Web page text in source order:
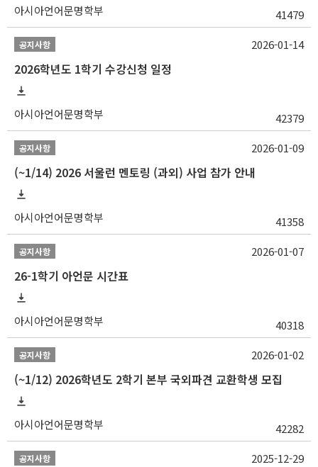
아시아언어문명학부 41479
공지사항
2026학년도 1학기 수강신청 일정
아시아언어문명학부 42379
2026-01-14
공지사항
(~1/14) 2026 서울런 멘토링 (과외) 사업 참가 안내
아시아언어문명학부 41358
2026-01-09
공지사항
26-1학기 아언문 시간표
아시아언어문명학부 40318
2026-01-07
공지사항
(~1/12) 2026학년도 2학기 본부 국외파견 교환학생 모집
아시아언어문명학부 42282
2026-01-02
공지사항 2025-12-29